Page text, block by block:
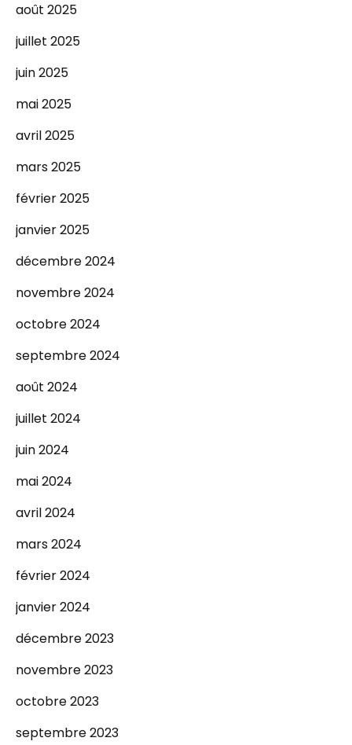
août 2025
juillet 2025
juin 2025
mai 2025
avril 2025
mars 2025
février 2025
janvier 2025
décembre 2024
novembre 2024
octobre 2024
septembre 2024
août 2024
juillet 2024
juin 2024
mai 2024
avril 2024
mars 2024
février 2024
janvier 2024
décembre 2023
novembre 2023
octobre 2023
septembre 2023